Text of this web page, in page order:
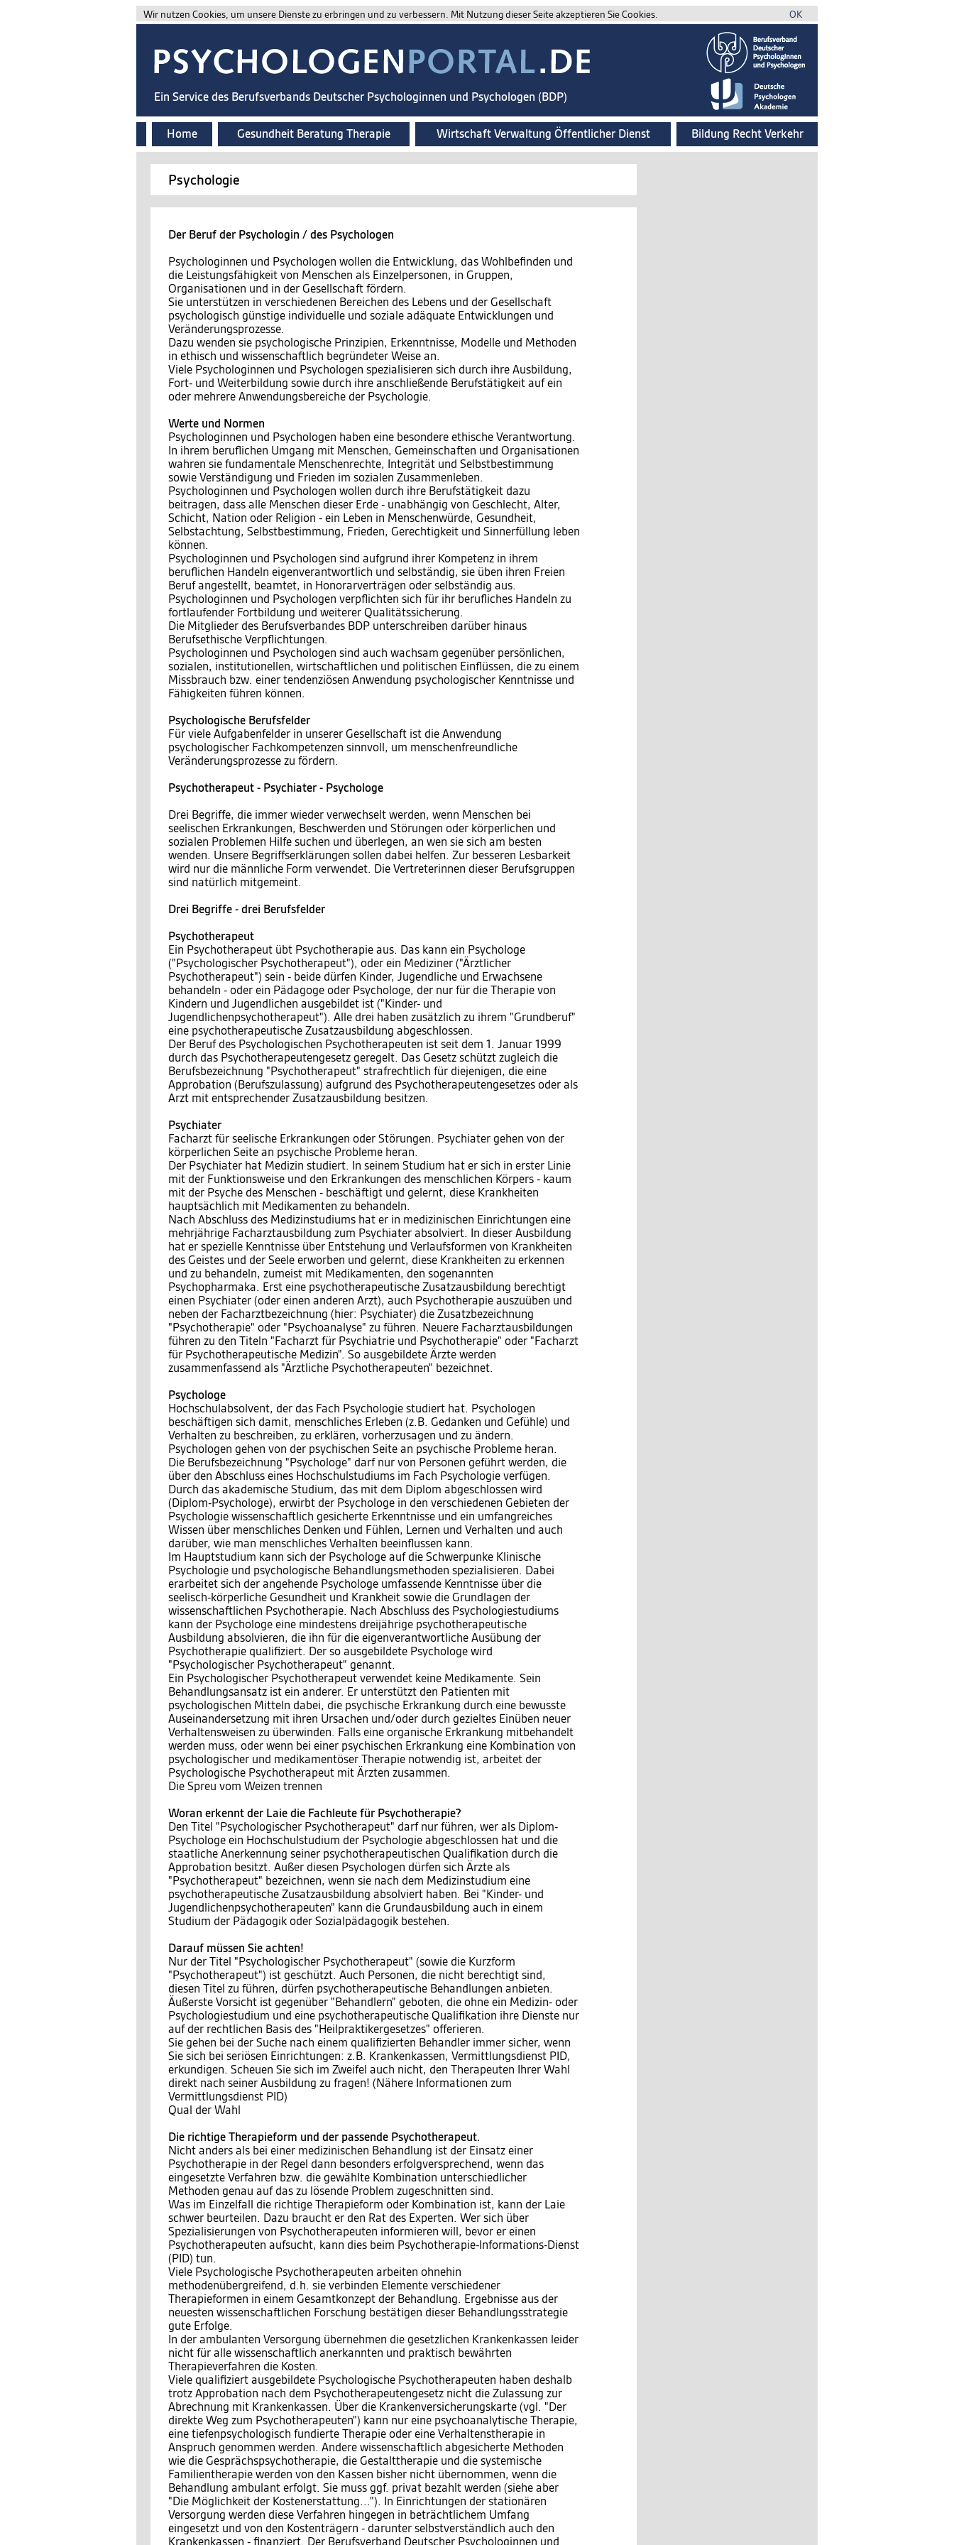
Wir nutzen Cookies, um unsere Dienste zu erbringen und zu verbessern. Mit Nutzung dieser Seite akzeptieren Sie Cookies. OK
Ein Service des Berufsverbands Deutscher Psychologinnen und Psychologen (BDP)
Home Gesundheit Beratung Therapie Wirtschaft Verwaltung Öffentlicher Dienst Bildung Recht Verkehr
Psychologie
Der Beruf der Psychologin / des Psychologen
Psychologinnen und Psychologen wollen die Entwicklung, das Wohlbefinden und
die Leistungsfähigkeit von Menschen als Einzelpersonen, in Gruppen,
Organisationen und in der Gesellschaft fördern.
Sie unterstützen in verschiedenen Bereichen des Lebens und der Gesellschaft
psychologisch günstige individuelle und soziale adäquate Entwicklungen und
Veränderungsprozesse.
Dazu wenden sie psychologische Prinzipien, Erkenntnisse, Modelle und Methoden
in ethisch und wissenschaftlich begründeter Weise an.
Viele Psychologinnen und Psychologen spezialisieren sich durch ihre Ausbildung,
Fort- und Weiterbildung sowie durch ihre anschließende Berufstätigkeit auf ein
oder mehrere Anwendungsbereiche der Psychologie.
Werte und Normen
Psychologinnen und Psychologen haben eine besondere ethische Verantwortung.
In ihrem beruflichen Umgang mit Menschen, Gemeinschaften und Organisationen
wahren sie fundamentale Menschenrechte, Integrität und Selbstbestimmung
sowie Verständigung und Frieden im sozialen Zusammenleben.
Psychologinnen und Psychologen wollen durch ihre Berufstätigkeit dazu
beitragen, dass alle Menschen dieser Erde - unabhängig von Geschlecht, Alter,
Schicht, Nation oder Religion - ein Leben in Menschenwürde, Gesundheit,
Selbstachtung, Selbstbestimmung, Frieden, Gerechtigkeit und Sinnerfüllung leben
können.
Psychologinnen und Psychologen sind aufgrund ihrer Kompetenz in ihrem
beruflichen Handeln eigenverantwortlich und selbständig, sie üben ihren Freien
Beruf angestellt, beamtet, in Honorarverträgen oder selbständig aus.
Psychologinnen und Psychologen verpflichten sich für ihr berufliches Handeln zu
fortlaufender Fortbildung und weiterer Qualitätssicherung.
Die Mitglieder des Berufsverbandes BDP unterschreiben darüber hinaus
Berufsethische Verpflichtungen.
Psychologinnen und Psychologen sind auch wachsam gegenüber persönlichen,
sozialen, institutionellen, wirtschaftlichen und politischen Einflüssen, die zu einem
Missbrauch bzw. einer tendenziösen Anwendung psychologischer Kenntnisse und
Fähigkeiten führen können.
Psychologische Berufsfelder
Für viele Aufgabenfelder in unserer Gesellschaft ist die Anwendung
psychologischer Fachkompetenzen sinnvoll, um menschenfreundliche
Veränderungsprozesse zu fördern.
Psychotherapeut - Psychiater - Psychologe
Drei Begriffe, die immer wieder verwechselt werden, wenn Menschen bei
seelischen Erkrankungen, Beschwerden und Störungen oder körperlichen und
sozialen Problemen Hilfe suchen und überlegen, an wen sie sich am besten
wenden. Unsere Begriffserklärungen sollen dabei helfen. Zur besseren Lesbarkeit
wird nur die männliche Form verwendet. Die Vertreterinnen dieser Berufsgruppen
sind natürlich mitgemeint.
Drei Begriffe - drei Berufsfelder
Psychotherapeut
Ein Psychotherapeut übt Psychotherapie aus. Das kann ein Psychologe
("Psychologischer Psychotherapeut"), oder ein Mediziner ("Ärztlicher
Psychotherapeut") sein - beide dürfen Kinder, Jugendliche und Erwachsene
behandeln - oder ein Pädagoge oder Psychologe, der nur für die Therapie von
Kindern und Jugendlichen ausgebildet ist ("Kinder- und
Jugendlichenpsychotherapeut"). Alle drei haben zusätzlich zu ihrem "Grundberuf"
eine psychotherapeutische Zusatzausbildung abgeschlossen.
Der Beruf des Psychologischen Psychotherapeuten ist seit dem 1. Januar 1999
durch das Psychotherapeutengesetz geregelt. Das Gesetz schützt zugleich die
Berufsbezeichnung "Psychotherapeut" strafrechtlich für diejenigen, die eine
Approbation (Berufszulassung) aufgrund des Psychotherapeutengesetzes oder als
Arzt mit entsprechender Zusatzausbildung besitzen.
Psychiater
Facharzt für seelische Erkrankungen oder Störungen. Psychiater gehen von der
körperlichen Seite an psychische Probleme heran.
Der Psychiater hat Medizin studiert. In seinem Studium hat er sich in erster Linie
mit der Funktionsweise und den Erkrankungen des menschlichen Körpers - kaum
mit der Psyche des Menschen - beschäftigt und gelernt, diese Krankheiten
hauptsächlich mit Medikamenten zu behandeln.
Nach Abschluss des Medizinstudiums hat er in medizinischen Einrichtungen eine
mehrjährige Facharztausbildung zum Psychiater absolviert. In dieser Ausbildung
hat er spezielle Kenntnisse über Entstehung und Verlaufsformen von Krankheiten
des Geistes und der Seele erworben und gelernt, diese Krankheiten zu erkennen
und zu behandeln, zumeist mit Medikamenten, den sogenannten
Psychopharmaka. Erst eine psychotherapeutische Zusatzausbildung berechtigt
einen Psychiater (oder einen anderen Arzt), auch Psychotherapie auszuüben und
neben der Facharztbezeichnung (hier: Psychiater) die Zusatzbezeichnung
"Psychotherapie" oder "Psychoanalyse" zu führen. Neuere Facharztausbildungen
führen zu den Titeln "Facharzt für Psychiatrie und Psychotherapie" oder "Facharzt
für Psychotherapeutische Medizin". So ausgebildete Ärzte werden
zusammenfassend als "Ärztliche Psychotherapeuten" bezeichnet.
Psychologe
Hochschulabsolvent, der das Fach Psychologie studiert hat. Psychologen
beschäftigen sich damit, menschliches Erleben (z.B. Gedanken und Gefühle) und
Verhalten zu beschreiben, zu erklären, vorherzusagen und zu ändern.
Psychologen gehen von der psychischen Seite an psychische Probleme heran.
Die Berufsbezeichnung "Psychologe" darf nur von Personen geführt werden, die
über den Abschluss eines Hochschulstudiums im Fach Psychologie verfügen.
Durch das akademische Studium, das mit dem Diplom abgeschlossen wird
(Diplom-Psychologe), erwirbt der Psychologe in den verschiedenen Gebieten der
Psychologie wissenschaftlich gesicherte Erkenntnisse und ein umfangreiches
Wissen über menschliches Denken und Fühlen, Lernen und Verhalten und auch
darüber, wie man menschliches Verhalten beeinflussen kann.
Im Hauptstudium kann sich der Psychologe auf die Schwerpunke Klinische
Psychologie und psychologische Behandlungsmethoden spezialisieren. Dabei
erarbeitet sich der angehende Psychologe umfassende Kenntnisse über die
seelisch-körperliche Gesundheit und Krankheit sowie die Grundlagen der
wissenschaftlichen Psychotherapie. Nach Abschluss des Psychologiestudiums
kann der Psychologe eine mindestens dreijährige psychotherapeutische
Ausbildung absolvieren, die ihn für die eigenverantwortliche Ausübung der
Psychotherapie qualifiziert. Der so ausgebildete Psychologe wird
"Psychologischer Psychotherapeut" genannt.
Ein Psychologischer Psychotherapeut verwendet keine Medikamente. Sein
Behandlungsansatz ist ein anderer. Er unterstützt den Patienten mit
psychologischen Mitteln dabei, die psychische Erkrankung durch eine bewusste
Auseinandersetzung mit ihren Ursachen und/oder durch gezieltes Einüben neuer
Verhaltensweisen zu überwinden. Falls eine organische Erkrankung mitbehandelt
werden muss, oder wenn bei einer psychischen Erkrankung eine Kombination von
psychologischer und medikamentöser Therapie notwendig ist, arbeitet der
Psychologische Psychotherapeut mit Ärzten zusammen.
Die Spreu vom Weizen trennen
Woran erkennt der Laie die Fachleute für Psychotherapie?
Den Titel "Psychologischer Psychotherapeut" darf nur führen, wer als Diplom-
Psychologe ein Hochschulstudium der Psychologie abgeschlossen hat und die
staatliche Anerkennung seiner psychotherapeutischen Qualifikation durch die
Approbation besitzt. Außer diesen Psychologen dürfen sich Ärzte als
"Psychotherapeut" bezeichnen, wenn sie nach dem Medizinstudium eine
psychotherapeutische Zusatzausbildung absolviert haben. Bei "Kinder- und
Jugendlichenpsychotherapeuten" kann die Grundausbildung auch in einem
Studium der Pädagogik oder Sozialpädagogik bestehen.
Darauf müssen Sie achten!
Nur der Titel "Psychologischer Psychotherapeut" (sowie die Kurzform
"Psychotherapeut") ist geschützt. Auch Personen, die nicht berechtigt sind,
diesen Titel zu führen, dürfen psychotherapeutische Behandlungen anbieten.
Äußerste Vorsicht ist gegenüber "Behandlern" geboten, die ohne ein Medizin- oder
Psychologiestudium und eine psychotherapeutische Qualifikation ihre Dienste nur
auf der rechtlichen Basis des "Heilpraktikergesetzes" offerieren.
Sie gehen bei der Suche nach einem qualifizierten Behandler immer sicher, wenn
Sie sich bei seriösen Einrichtungen: z.B. Krankenkassen, Vermittlungsdienst PID,
erkundigen. Scheuen Sie sich im Zweifel auch nicht, den Therapeuten Ihrer Wahl
direkt nach seiner Ausbildung zu fragen! (Nähere Informationen zum
Vermittlungsdienst PID)
Qual der Wahl
Die richtige Therapieform und der passende Psychotherapeut.
Nicht anders als bei einer medizinischen Behandlung ist der Einsatz einer
Psychotherapie in der Regel dann besonders erfolgversprechend, wenn das
eingesetzte Verfahren bzw. die gewählte Kombination unterschiedlicher
Methoden genau auf das zu lösende Problem zugeschnitten sind.
Was im Einzelfall die richtige Therapieform oder Kombination ist, kann der Laie
schwer beurteilen. Dazu braucht er den Rat des Experten. Wer sich über
Spezialisierungen von Psychotherapeuten informieren will, bevor er einen
Psychotherapeuten aufsucht, kann dies beim Psychotherapie-Informations-Dienst
(PID) tun.
Viele Psychologische Psychotherapeuten arbeiten ohnehin
methodenübergreifend, d.h. sie verbinden Elemente verschiedener
Therapieformen in einem Gesamtkonzept der Behandlung. Ergebnisse aus der
neuesten wissenschaftlichen Forschung bestätigen dieser Behandlungsstrategie
gute Erfolge.
In der ambulanten Versorgung übernehmen die gesetzlichen Krankenkassen leider
nicht für alle wissenschaftlich anerkannten und praktisch bewährten
Therapieverfahren die Kosten.
Viele qualifiziert ausgebildete Psychologische Psychotherapeuten haben deshalb
trotz Approbation nach dem Psychotherapeutengesetz nicht die Zulassung zur
Abrechnung mit Krankenkassen. Über die Krankenversicherungskarte (vgl. "Der
direkte Weg zum Psychotherapeuten") kann nur eine psychoanalytische Therapie,
eine tiefenpsychologisch fundierte Therapie oder eine Verhaltenstherapie in
Anspruch genommen werden. Andere wissenschaftlich abgesicherte Methoden
wie die Gesprächspsychotherapie, die Gestalttherapie und die systemische
Familientherapie werden von den Kassen bisher nicht übernommen, wenn die
Behandlung ambulant erfolgt. Sie muss ggf. privat bezahlt werden (siehe aber
"Die Möglichkeit der Kostenerstattung..."). In Einrichtungen der stationären
Versorgung werden diese Verfahren hingegen in beträchtlichem Umfang
eingesetzt und von den Kostenträgern - darunter selbstverständlich auch den
Krankenkassen - finanziert. Der Berufsverband Deutscher Psychologinnen und